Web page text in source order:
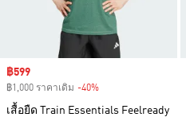
Sale price
฿599
฿1,000 ราคาเดิม -40%
เสื้อยืด Train Essentials Feelready